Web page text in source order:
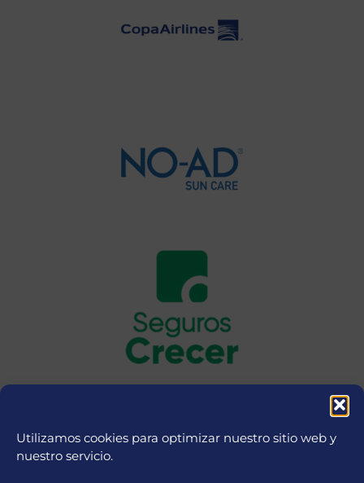
Utilizamos cookies para optimizar nuestro sitio web y
nuestro servicio.